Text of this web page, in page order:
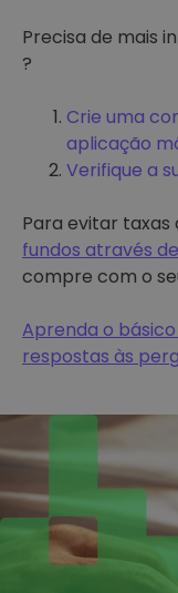
Precisa de mais
?
Crie uma
aplicação
Verifique a
Para evitar
fundos através
compre com o
Aprenda o
respostas às